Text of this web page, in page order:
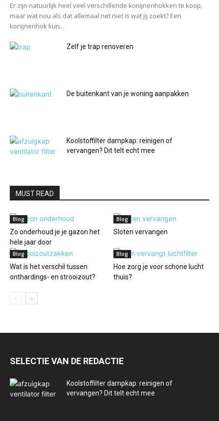
Er zijn natuurlijk heel veel verschillende konijnenhokken te koop,
maar wat nou als dat allemaal net niet is wat jij zoekt? Een
konijnenhok kun...
Zelf je trap renoveren
De buitenkant van je woning aanpakken
Koolstoffilter dampkap: reinigen of
vervangen? Dit telt echt mee
MUST READ
Blog
Zo onderhoud je je gazon het
hele jaar door
Blog
Sloten vervangen
Blog
Wat is het verschil tussen
onthardings- en strooizout?
Blog
Hoe zorg je voor schone lucht
thuis?
SELECTIE VAN DE REDACTIE
Koolstoffilter dampkap: reinigen of
vervangen? Dit telt echt mee